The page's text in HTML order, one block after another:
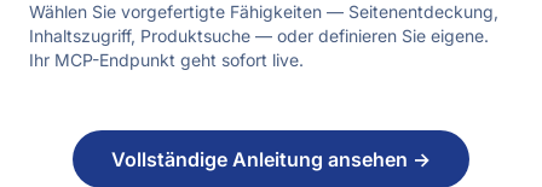
Wählen Sie vorgefertigte Fähigkeiten — Seitenentdeckung,
Inhaltszugriff, Produktsuche — oder definieren Sie eigene.
Ihr MCP-Endpunkt geht sofort live.
Vollständige Anleitung ansehen →